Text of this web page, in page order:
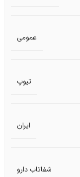
عمومی
تیوپ
ایران
شفاتاب دارو